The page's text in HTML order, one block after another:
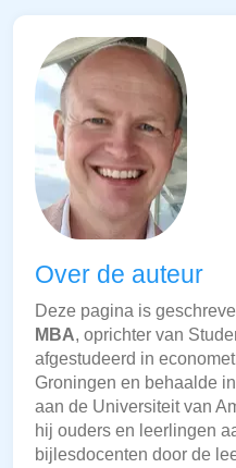
Over de auteur
Deze pagina is
MBA, oprichter van
afgestudeerd in
Groningen en behaalde
aan de Universiteit van
hij ouders en leerlingen
bijlesdocenten door de